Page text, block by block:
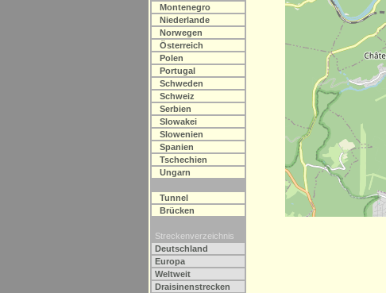
Montenegro
Niederlande
Norwegen
Österreich
Polen
Portugal
Schweden
Schweiz
Serbien
Slowakei
Slowenien
Spanien
Tschechien
Ungarn
Tunnel
Brücken
Streckenverzeichnis
Deutschland
Europa
Weltweit
Draisinenstrecken